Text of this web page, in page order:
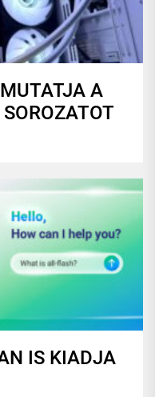
A
IS KIADJA